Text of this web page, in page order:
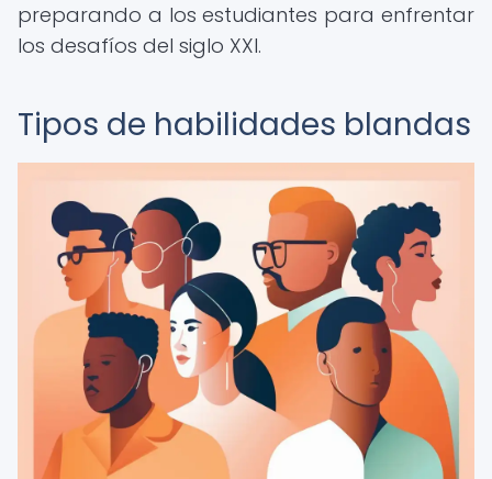
preparando a los estudiantes para enfrentar
los desafíos del siglo XXI.
Tipos de habilidades blandas